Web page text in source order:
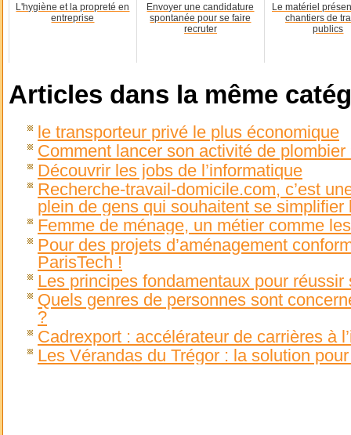
L'hygiène et la propreté en
entreprise
Envoyer une candidature
spontanée pour se faire
recruter
Le matériel
chantiers de
publics
Articles dans la même
le transporteur privé le plus économique
Comment lancer son activité de plombier
Découvrir les jobs de l’informatique
Recherche-travail-domicile.com, c’est
plein de gens qui souhaitent se simplifier
Femme de ménage, un métier comme
Pour des projets d’aménagement
ParisTech !
Les principes fondamentaux pour réussir
Quels genres de personnes sont
?
Cadrexport : accélérateur de carrières à
Les Vérandas du Trégor : la solution